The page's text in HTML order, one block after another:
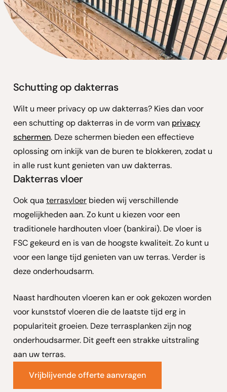
Schutting op dakterras
Wilt u meer privacy op uw dakterras? Kies dan voor
een schutting op dakterras in de vorm van privacy
schermen. Deze schermen bieden een effectieve
oplossing om inkijk van de buren te blokkeren, zodat u
in alle rust kunt genieten van uw dakterras.
Dakterras vloer
Ook qua terrasvloer bieden wij verschillende
mogelijkheden aan. Zo kunt u kiezen voor een
traditionele hardhouten vloer (bankirai). De vloer is
FSC gekeurd en is van de hoogste kwaliteit. Zo kunt u
voor een lange tijd genieten van uw terras. Verder is
deze onderhoudsarm.
Naast hardhouten vloeren kan er ook gekozen worden
voor kunststof vloeren die de laatste tijd erg in
populariteit groeien. Deze terrasplanken zijn nog
onderhoudsarmer. Dit geeft een strakke uitstraling
aan uw terras.
Vrijblijvende offerte aanvragen